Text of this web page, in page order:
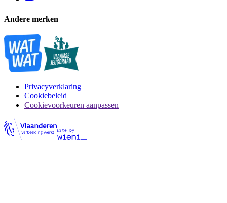
Andere merken
Privacyverklaring
Cookiebeleid
Cookievoorkeuren aanpassen